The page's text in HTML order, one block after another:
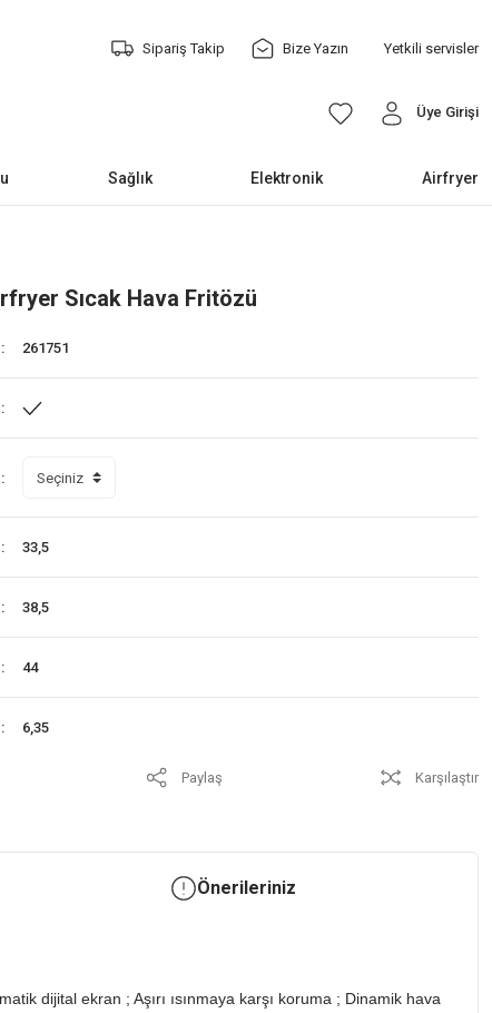
Sipariş Takip Bize Yazın Yetkili servisler
Üye Girişi
Sağlık Elektronik Airfryer
Sıcak Hava Fritözü
261751
33,5
38,5
44
6,35
Paylaş Karşılaştır
Önerileriniz
dijital ekran ; Aşırı ısınmaya karşı koruma ; Dinamik hava